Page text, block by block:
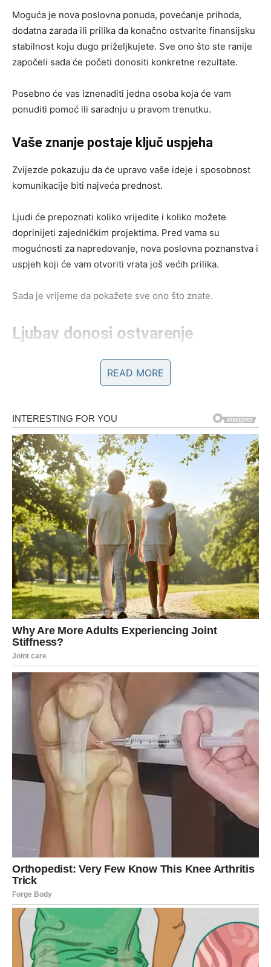
Moguća je nova poslovna ponuda, povećanje prihoda,
dodatna zarada ili prilika da konačno ostvarite finansijsku
stabilnost koju dugo priželjkujete. Sve ono što ste ranije
započeli sada će početi donositi konkretne rezultate.
Posebno će vas iznenaditi jedna osoba koja će vam
ponuditi pomoć ili saradnju u pravom trenutku.
Vaše znanje postaje ključ uspjeha
Zvijezde pokazuju da će upravo vaše ideje i sposobnost
komunikacije biti najveća prednost.
Ljudi će prepoznati koliko vrijedite i koliko možete
doprinijeti zajedničkim projektima. Pred vama su
mogućnosti za napredovanje, nova poslovna poznanstva i
uspjeh koji će vam otvoriti vrata još većih prilika.
Sada je vrijeme da pokažete sve ono što znate.
Ljubav donosi ostvarenje
najljepših želja
Na polju emocija očekuju vas posebni trenuci.
Ako ste slobodni, postoji velika mogućnost da upoznate
osobu koja će vas osvojiti inteligencijom, smislom za
humor i iskrenim interesovanjem za vas. Sve će početi
spontano, ali će vrlo brzo prerasti u odnos koji će vas
učiniti istinski srećnim.
Pred vama je prilika za ljubav koja može trajati veoma
dugo.
Zauzeti Blizanci ulaze u sretniju fazu
veze
Ako ste u vezi ili braku, naredni period donosi mnogo
razgovora.
Partner će vas podržavati u svemu što radite, a zajedno
ćete ostvariti cilj koji vam je oboma veoma važan.
Vaš odnos postaće još stabilniji i ispunjeniji.
Najveća želja koju dugo nosite u
sebi uskoro će se ostvariti
Zvijezde pokazuju da postoji želja o kojoj često
READ MORE